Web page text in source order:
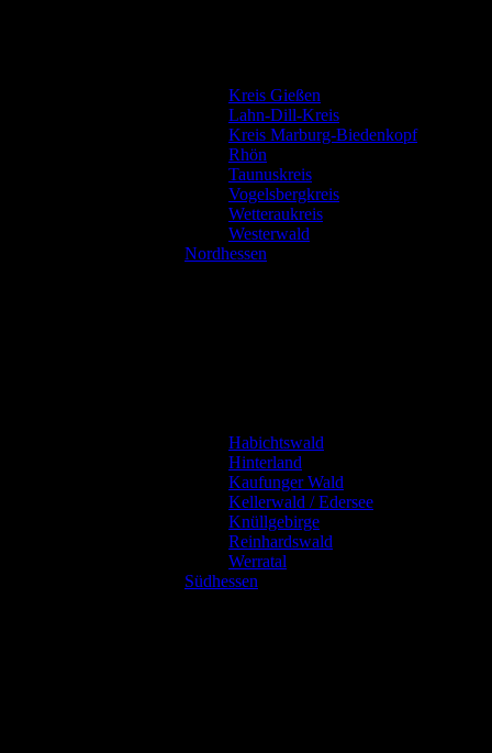
Kreis Gießen
Lahn-Dill-Kreis
Kreis Marburg-Biedenkopf
Rhön
Taunuskreis
Vogelsbergkreis
Wetteraukreis
Westerwald
Nordhessen
Habichtswald
Hinterland
Kaufunger Wald
Kellerwald / Edersee
Knüllgebirge
Reinhardswald
Werratal
Südhessen